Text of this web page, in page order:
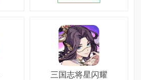
三国志将星闪耀